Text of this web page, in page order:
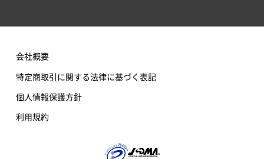
会社概要
特定商取引に関する法律に基づく表記
個人情報保護方針
利用規約